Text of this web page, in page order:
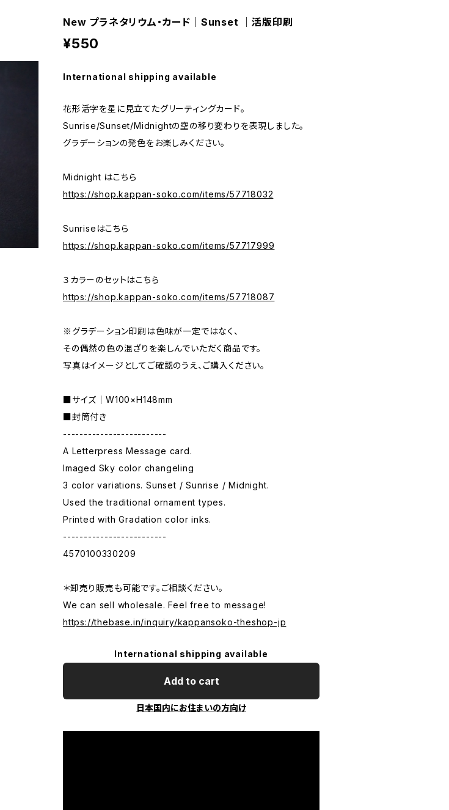
New プラネタリウム・カード｜Sunset ｜活版印刷
¥550
International shipping available
花形活字を星に見立てたグリーティングカード。
Sunrise/Sunset/Midnightの空の移り変わりを表現しました。
グラデーションの発色をお楽しみください。
Midnight はこちら
https://shop.kappan-soko.com/items/57718032
Sunriseはこちら
https://shop.kappan-soko.com/items/57717999
３カラーのセットはこちら
https://shop.kappan-soko.com/items/57718087
※グラデーション印刷は色味が一定ではなく、
その偶然の色の混ざりを楽しんでいただく商品です。
写真はイメージとしてご確認のうえ、ご購入ください。
■サイズ｜W100×H148mm
■封筒付き
-------------------------
A Letterpress Message card.
Imaged Sky color changeling
3 color variations. Sunset / Sunrise / Midnight.
Used the traditional ornament types.
Printed with Gradation color inks.
-------------------------
4570100330209
＊卸売り販売も可能です。ご相談ください。
We can sell wholesale. Feel free to message!
https://thebase.in/inquiry/kappansoko-theshop-jp
International shipping available
Add to cart
日本国内にお住まいの方向け